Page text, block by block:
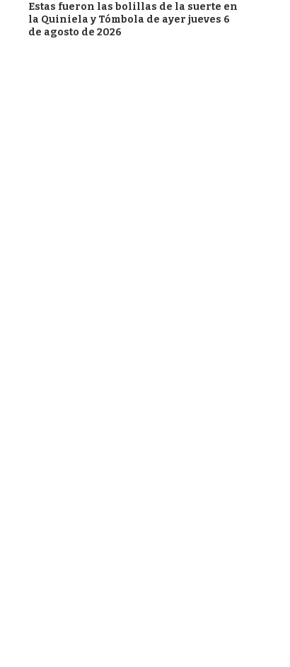
Estas fueron las bolillas de la suerte en
la Quiniela y Tómbola de ayer jueves 6
de agosto de 2026